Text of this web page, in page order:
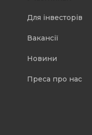
Для інвесторів
Вакансії
Новини
Преса про нас